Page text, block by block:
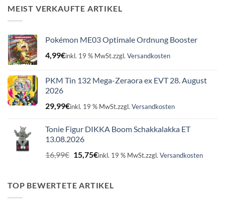
16,99€15,75€.
MEIST VERKAUFTE ARTIKEL
Pokémon ME03 Optimale Ordnung Booster
4,99€inkl. 19 % MwSt.zzgl. Versandkosten
PKM Tin 132 Mega-Zeraora ex EVT 28. August
2026
29,99€inkl. 19 % MwSt.zzgl. Versandkosten
Tonie Figur DIKKA Boom Schakkalakka ET
13.08.2026
16,99€ Ursprünglicher
Preis
16,99€
15,75€Aktueller
15,75€.
inkl. 19 % MwSt.zzgl. Versandkosten
TOP BEWERTETE ARTIKEL